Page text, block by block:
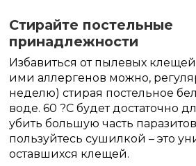
Стирайте постельные
принадлежности
Избавиться от пылевых
ими аллергенов можно,
неделю) стирая постельное
воде. 60 ?С будет достаточно
убить большую часть
пользуйтесь сушилкой – это
оставшихся клещей.